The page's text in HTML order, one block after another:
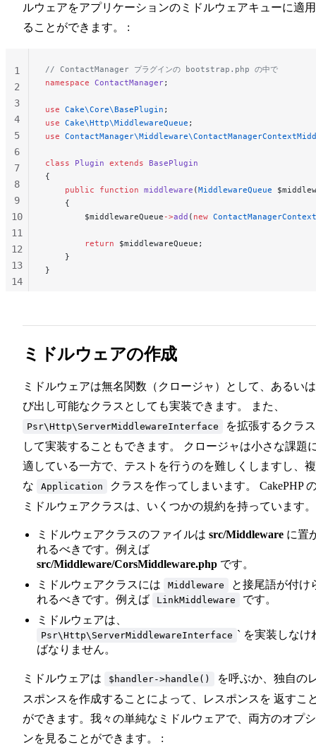
ルウェアをアプリケーションのミドルウェアキューに適
ることができます。 :
// ContactManager プラグインの bootstrap.php の中で
namespace ContactManager;
use Cake\Core\BasePlugin ;
use Cake\Http\MiddlewareQueue ;
use
class Plugin extends BasePlugin
{
    public
function middleware (MiddlewareQueue
    {
        $middlewareQueue
->add ( new
        return
$middlewareQueue;
    }
}
1
2
3
4
5
6
7
8
9
10
11
12
13
14
ミドルウェアの作成
ミドルウェアは無名関数（クロージャ）として、あるい
び出し可能なクラスとしても実装できます。 また、
Psr\Http\ServerMiddlewareInterface
を拡張するクラ
して実装することもできます。 クロージャは小さな課題
適している一方で、テストを行うのを難しくしますし、
な
Application
クラスを作ってしまいます。 CakePHP
ミドルウェアクラスは、いくつかの規約を持っています。
ミドルウェアクラスのファイルは src/Middleware に置
れるべきです。例えば
src/Middleware/CorsMiddleware.php です。
ミドルウェアクラスには
Middleware
と接尾語が付け
れるべきです。例えば
LinkMiddleware
です。
ミドルウェアは、
Psr\Http\ServerMiddlewareInterface ` を実装しなけ
ばなりません。
ミドルウェアは $handler->handle()
を呼ぶか、独自の
スポンスを作成することによって、レスポンスを 返すこ
ができます。我々の単純なミドルウェアで、両方のオプ
ンを見ることができます。 :